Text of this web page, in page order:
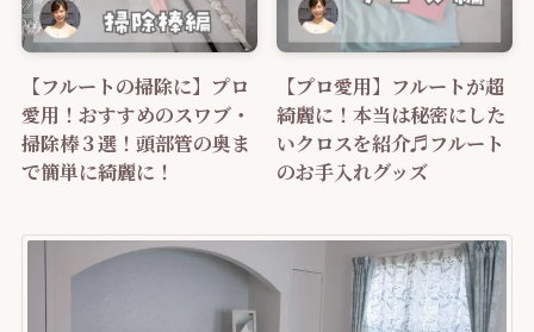
【フルートの掃除に】プロ
愛用！おすすめのスワブ・
掃除棒３選！頭部管の奥ま
で簡単に綺麗に！
【プロ愛用】フルートが超
綺麗に！本当は秘密にした
いクロスを紹介♬フルート
のお手入れグッズ